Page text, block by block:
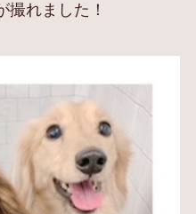
撮れました！